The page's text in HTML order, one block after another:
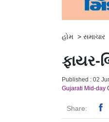
હોમ > સમાચાર
ફાયર-
Published : 02
Gujarati Mid-day
Share: